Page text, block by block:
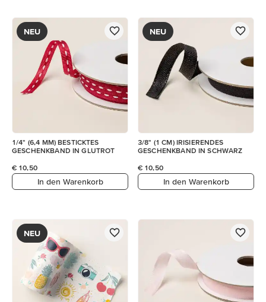
NEU
1/4" (6,4 MM) BESTICKTES
GESCHENKBAND IN GLUTROT
€ 10,50
In den Warenkorb
NEU
3/8" (1 CM) IRISIERENDES
GESCHENKBAND IN SCHWARZ
€ 10,50
In den Warenkorb
NEU